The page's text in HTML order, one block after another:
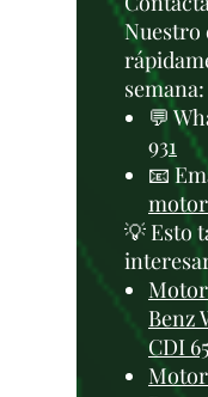
Nuestro
semana:
💬
931
📧
💡 Esto
Benz
CDI